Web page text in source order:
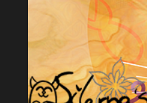
Skip to content